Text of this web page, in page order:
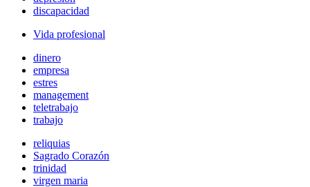
discapacidad
Vida profesional
dinero
empresa
estres
management
teletrabajo
trabajo
reliquias
Sagrado Corazón
trinidad
virgen maria